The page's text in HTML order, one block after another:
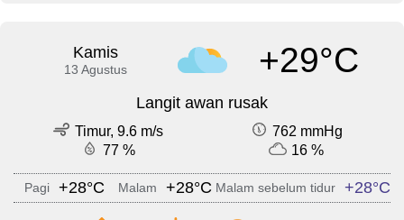
Kamis
13 Agustus +29°C
Langit awan rusak
Timur, 9.6 m/s
762 mmHg
77 %
16 %
Pagi +28°C Malam +28°C Malam sebelum tidur +28°C